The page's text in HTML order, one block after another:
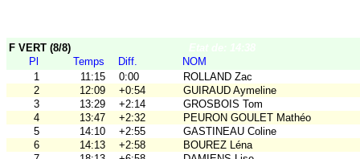
F VERT (8/8)
Pl
Temps Diff.
NOM
1
11:15 0:00
ROLLAND Zac
2
12:09 +0:54
GUIRAUD Aymeline
3
13:29 +2:14
GROSBOIS Tom
4
13:47 +2:32
PEURON GOULET Mathéo
5
14:10 +2:55
GASTINEAU Coline
6
14:13 +2:58
BOUREZ Léna